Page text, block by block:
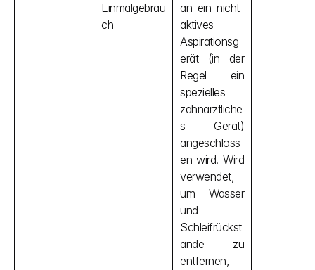
Einmalgebrau
ch
an ein nicht-
aktives
Aspirationsg
erät (in der
Regel ein
spezielles
zahnärztliche
s Gerät)
angeschloss
en wird. Wird
verwendet,
um Wasser
und
Schleifrückst
ände zu
entfernen,